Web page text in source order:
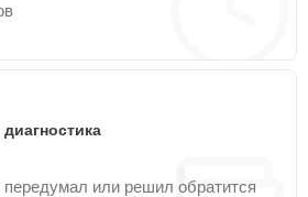
или решил обратится